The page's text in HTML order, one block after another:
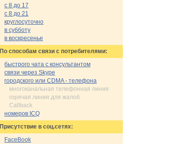
с 8 до 17
с 8 до 21
круглосуточно
в субботу
в воскресенье
По cпособам связи с потребителями:
быстрого чата с консультантом
связи через Skype
городского или CDMA - телефона
многоканальная телефонная линия
горячая линия для жалоб
Callback
номеров ICQ
Присутствие в соц.сетях:
FaceBook